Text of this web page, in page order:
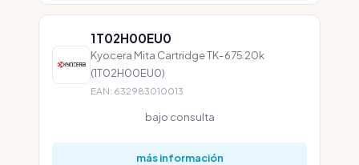
1T02H00EU0
Kyocera Mita Cartridge TK-675 20k
(1T02H00EU0)
EAN: 632983010013
bajo consulta
más información